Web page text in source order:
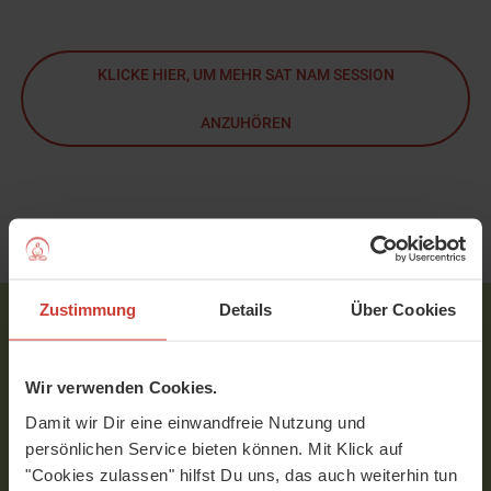
Zustimmung Details Über Cookies
Wir verwenden Cookies.
Damit wir Dir eine einwandfreie Nutzung und
persönlichen Service bieten können. Mit Klick auf
"Cookies zulassen" hilfst Du uns, das auch weiterhin tun
KLICKE HIER, UM MEHR SAT NAM SESSION
ANZUHÖREN
Neu bei uns?
Mutter-Element: Blog-Artikel
Plugin - blog-cta-7t-RegPlugin
Über 1.250 Yoga-Videos für 7 Tage kostenlos &